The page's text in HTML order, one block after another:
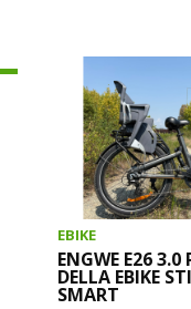
EBIKE
ENGWE E26 3.0
DELLA EBIKE
SMART